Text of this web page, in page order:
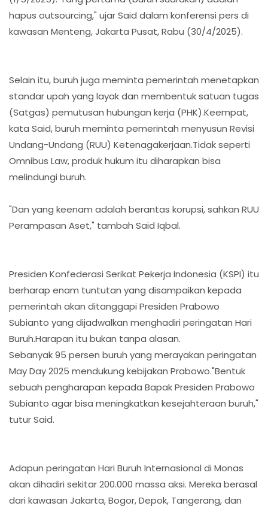
hapus outsourcing," ujar Said dalam konferensi pers di
kawasan Menteng, Jakarta Pusat, Rabu (30/4/2025).
Selain itu, buruh juga meminta pemerintah menetapkan
standar upah yang layak dan membentuk satuan tugas
(Satgas) pemutusan hubungan kerja (PHK).Keempat,
kata Said, buruh meminta pemerintah menyusun Revisi
Undang-Undang (RUU) Ketenagakerjaan.Tidak seperti
Omnibus Law, produk hukum itu diharapkan bisa
melindungi buruh.
"Dan yang keenam adalah berantas korupsi, sahkan RUU
Perampasan Aset," tambah Said Iqbal.
Presiden Konfederasi Serikat Pekerja Indonesia (KSPI) itu
berharap enam tuntutan yang disampaikan kepada
pemerintah akan ditanggapi Presiden Prabowo
Subianto yang dijadwalkan menghadiri peringatan Hari
Buruh.Harapan itu bukan tanpa alasan.
Sebanyak 95 persen buruh yang merayakan peringatan
May Day 2025 mendukung kebijakan Prabowo."Bentuk
sebuah pengharapan kepada Bapak Presiden Prabowo
Subianto agar bisa meningkatkan kesejahteraan buruh,"
tutur Said.
Adapun peringatan Hari Buruh Internasional di Monas
akan dihadiri sekitar 200.000 massa aksi. Mereka berasal
dari kawasan Jakarta, Bogor, Depok, Tangerang, dan